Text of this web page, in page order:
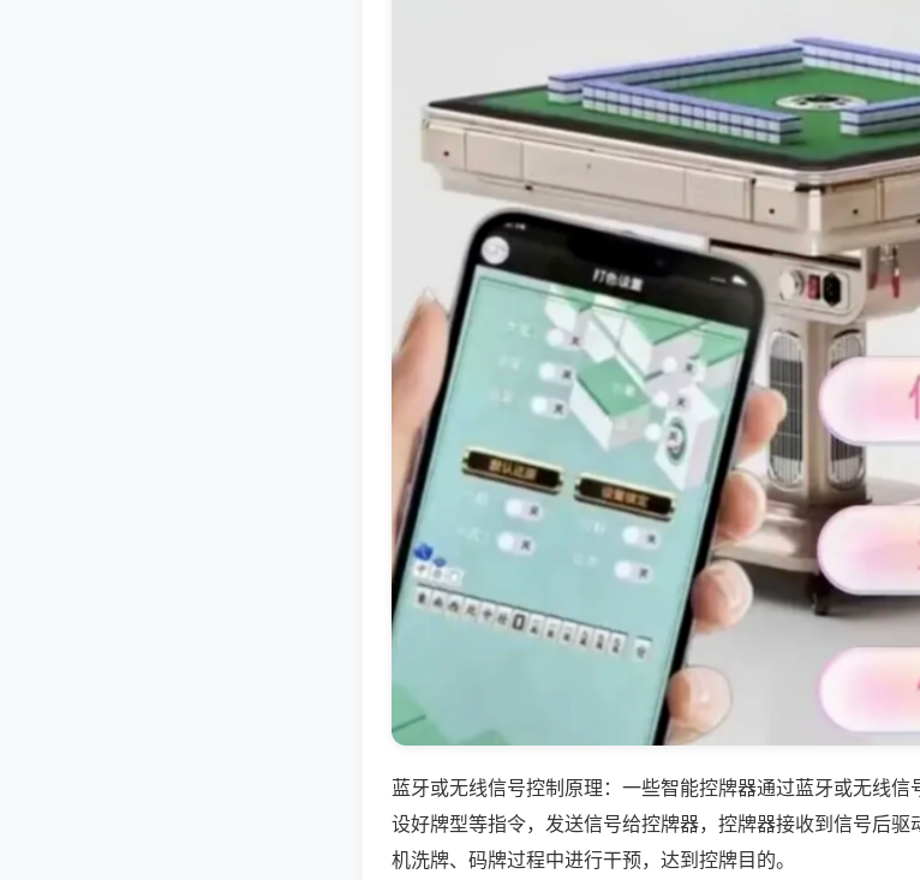
蓝牙或无线信号控制原理：一些智能控牌器通过蓝牙或无线
设好牌型等指令，发送信号给控牌器，控牌器接收到信号后
机洗牌、码牌过程中进行干预，达到控牌目的。